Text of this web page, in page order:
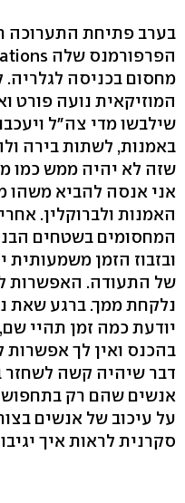
בערב פתיחת התערוכה
מחסום בכניסה לגלריה.
המוזיקאית נועה פורט
שילבשו מדי צה"ל
באמנות, לשתות בירה
שזה לא יהיה ממש כמו
אני אנסה להביא משהו
האמנות ולברוקלין.
המחסומים בשטחים
ובזבוז הזמן
של התעודה. האפשרות
נלקחת ממך. ברגע שאת
יודעת כמה זמן תהיי
בהכנס ואין לך אפשרות
דבר שיהיה קשה לשחזר
אנשים שהם רק
על עיכוב של אנשים
סקרנית לראות איך